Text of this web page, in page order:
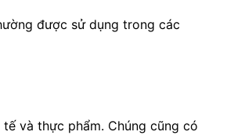
được sử dụng trong các
và thực phẩm. Chúng cũng có